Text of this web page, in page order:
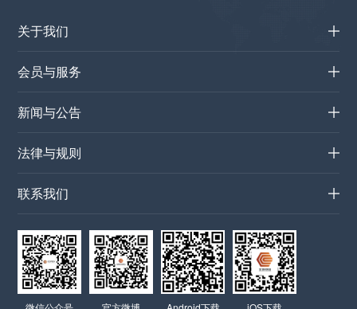
关于我们
会员与服务
新闻与公告
法律与规则
联系我们